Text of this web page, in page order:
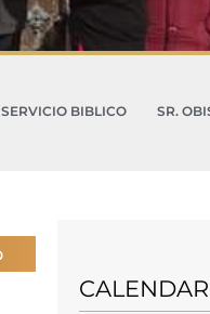
SERVICIO BIBLICO SR.